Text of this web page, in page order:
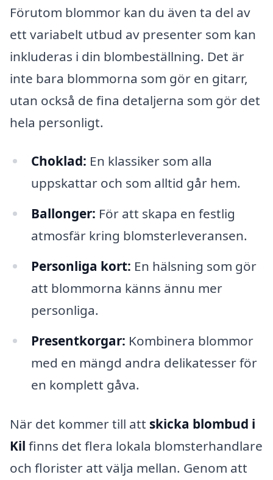
Förutom blommor kan du även ta del av
ett variabelt utbud av presenter som kan
inkluderas i din blombeställning. Det är
inte bara blommorna som gör en gitarr,
utan också de fina detaljerna som gör det
hela personligt.
Choklad: En klassiker som alla
uppskattar och som alltid går hem.
Ballonger: För att skapa en festlig
atmosfär kring blomsterleveransen.
Personliga kort: En hälsning som gör
att blommorna känns ännu mer
personliga.
Presentkorgar: Kombinera blommor
med en mängd andra delikatesser för
en komplett gåva.
När det kommer till att skicka blombud i
Kil finns det flera lokala blomsterhandlare
och florister att välja mellan. Genom att